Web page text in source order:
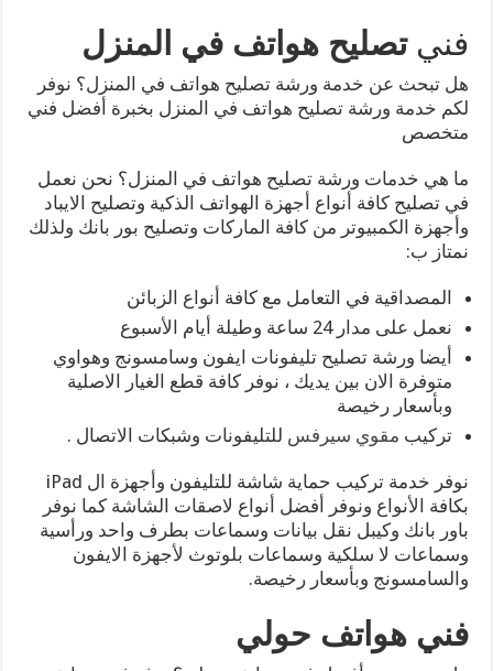
فنيتصليح هواتف في المنزل
هل تبحث عن خدمة ورشة تصليح هواتف في المنزل؟ نوفر
لكم خدمة ورشة تصليح هواتف في المنزل بخبرة أفضل فني
متخصص
ما هي خدمات ورشة تصليح هواتف في المنزل؟ نحن نعمل
في تصليح كافة أنواع أجهزة الهواتف الذكية وتصليح الايباد
وأجهزة الكمبيوتر من كافة الماركات وتصليح بور بانك ولذلك
نمتاز ب:
المصداقية في التعامل مع كافة أنواع الزبائن
نعمل على مدار 24 ساعة وطيلة أيام الأسبوع
أيضا ورشة تصليح تليفونات ايفون وسامسونج وهواوي
متوفرة الان بين يديك ، نوفر كافة قطع الغيار الاصلية
وبأسعار رخيصة
تركيب مقوي سيرفس للتليفونات وشبكات الاتصال .
نوفر خدمة تركيب حماية شاشة للتليفون وأجهزة ال iPad
بكافة الأنواع ونوفر أفضل أنواع لاصقات الشاشة كما نوفر
باور بانك وكيبل نقل بيانات وسماعات بطرف واحد ورأسية
وسماعات لا سلكية وسماعات بلوتوث لأجهزة الايفون
والسامسونج وبأسعار رخيصة.
فني هواتف حولي